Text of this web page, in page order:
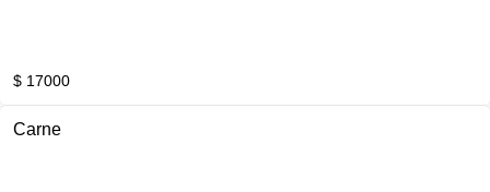
$ 17000
Carne